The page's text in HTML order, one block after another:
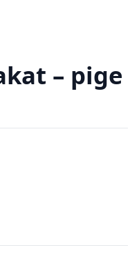
– pige